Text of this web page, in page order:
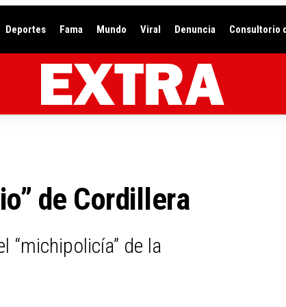
Deportes Fama Mundo Viral Denuncia Consultorio
de Cordillera
“michipolicía” de la